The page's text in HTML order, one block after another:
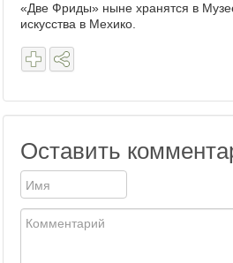
«Две Фриды» ныне хранятся в
искусства в Мехико.
Оставить